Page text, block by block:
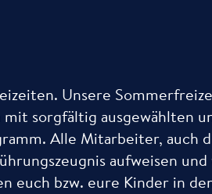
Unsere
sorgfältig ausgewählten
Alle Mitarbeiter, auch
aufweisen
euch bzw. eure Kinder in